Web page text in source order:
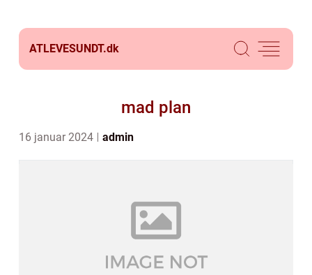
ATLEVESUNDT.dk
mad plan
16 januar 2024 admin